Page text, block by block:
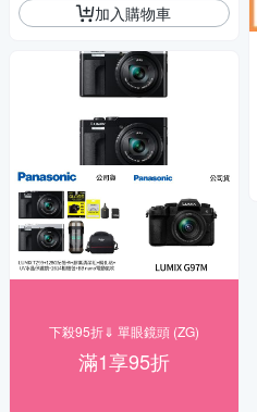
加入購物車
下殺95折⇓ 單眼鏡頭 (ZG)
滿1享95折